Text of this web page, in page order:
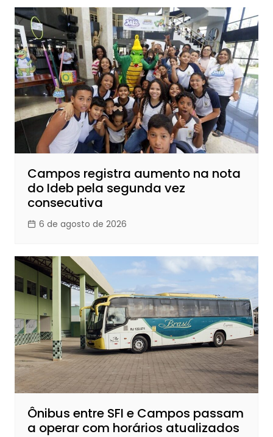
Campos registra aumento na nota
do Ideb pela segunda vez
consecutiva
6 de agosto de 2026
Ônibus entre SFI e Campos passam
a operar com horários atualizados